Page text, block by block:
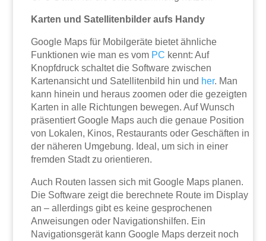
Karten und Satellitenbilder aufs Handy
Google Maps für Mobilgeräte bietet ähnliche
Funktionen wie man es vom PC kennt: Auf
Knopfdruck schaltet die Software zwischen
Kartenansicht und Satellitenbild hin und her. Man
kann hinein und heraus zoomen oder die gezeigten
Karten in alle Richtungen bewegen. Auf Wunsch
präsentiert Google Maps auch die genaue Position
von Lokalen, Kinos, Restaurants oder Geschäften in
der näheren Umgebung. Ideal, um sich in einer
fremden Stadt zu orientieren.
Auch Routen lassen sich mit Google Maps planen.
Die Software zeigt die berechnete Route im Display
an – allerdings gibt es keine gesprochenen
Anweisungen oder Navigationshilfen. Ein
Navigationsgerät kann Google Maps derzeit noch